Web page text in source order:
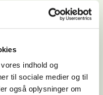
indhold og
til sociale medier og til
også oplysninger om
med?
søskende eller
dem gerne til selv